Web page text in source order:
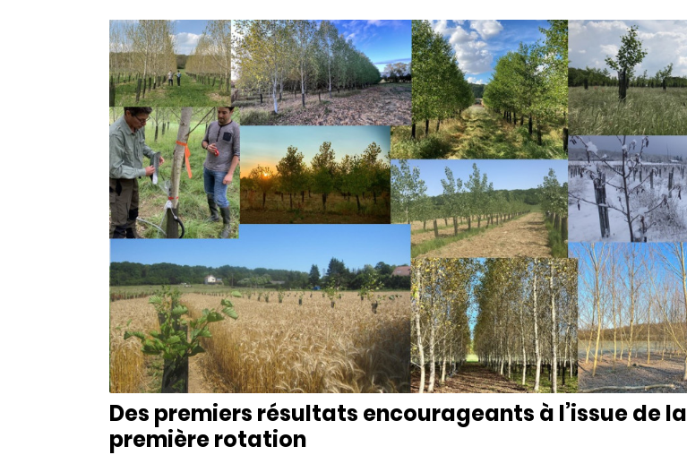
Des premiers résultats encourageants à l’issue de la
première rotation